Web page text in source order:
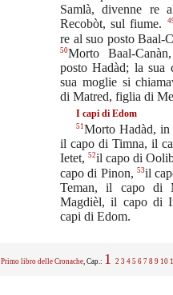
Samlà, divenne re
Recobòt, sul fiume.
re al suo posto Baal-
50Morto Baal-
posto Hadàd; la sua
sua moglie si
di Matred, figlia di
I capi di Edom
51Morto Hadàd,
il capo di Timna, il
Ietet,52il capo di
capo di Pinon, 53il
Teman, il capo di
Magdièl, il capo di
capi di Edom.
Primo libro delle Cronache, Cap.: 1 2 3 4 5 6 7 8 9 10